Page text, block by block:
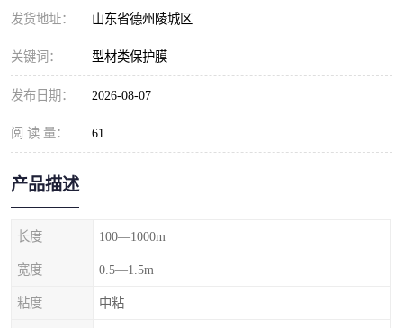
发货地址： 山东省德州陵城区
关键词： 型材类保护膜
发布日期： 2026-08-07
阅 读 量： 61
产品描述
长度 100—1000m
宽度 0.5—1.5m
粘度 中粘